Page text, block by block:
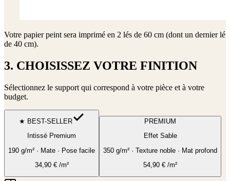
Votre papier peint sera imprimé en 2 lés de 60 cm (dont un dernier lé
de 40 cm).
3. CHOISISSEZ VOTRE FINITION
Sélectionnez le support qui correspond à votre pièce et à votre
budget.
★ BEST-SELLER
Intissé Premium
190 g/m² · Mate · Pose facile
34,90€/m²
PREMIUM
Effet Sable
350 g/m² · Texture noble · Mat profond
54,90 € /m²